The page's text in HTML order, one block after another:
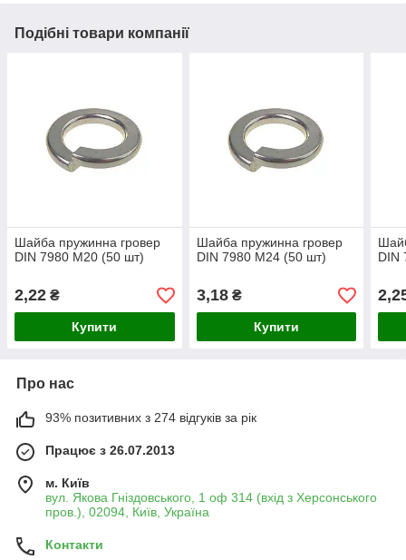
Подібні товари компанії
Шайба пружинна гровер
DIN 7980 М20 (50 шт)
2,22 ₴
Купити
Шайба пружинна гровер
DIN 7980 М24 (50 шт)
3,18₴
Купити
DIN
Про нас
93% позитивних з 274 відгуків за рік
Працює з 26.07.2013
м. Київ
вул. Якова Гніздовського, 1 оф 314 (вхід з Херсонського
пров.), 02094, Київ, Україна
Контакти